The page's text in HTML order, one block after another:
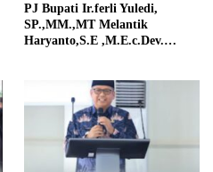
PJ Bupati Ir.ferli Yuledi,
SP.,MM.,MT Melantik
Haryanto,S.E ,M.E.c.Dev.